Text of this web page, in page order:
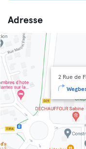
Adresse
2 Rue de